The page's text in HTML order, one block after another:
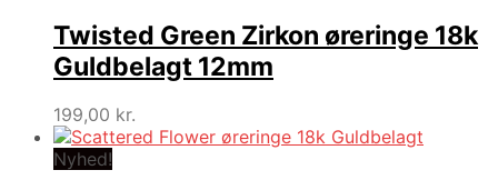
Twisted Green Zirkon øreringe 18k
Guldbelagt 12mm
199,00 kr.
Nyhed!